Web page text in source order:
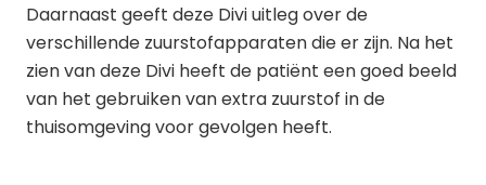
Daarnaast geeft deze Divi uitleg over de
verschillende zuurstofapparaten die er zijn. Na het
zien van deze Divi heeft de patiënt een goed beeld
van het gebruiken van extra zuurstof in de
thuisomgeving voor gevolgen heeft.